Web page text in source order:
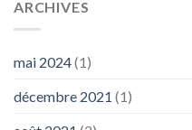
ARCHIVES
mai 2024(1)
décembre 2021 (1)